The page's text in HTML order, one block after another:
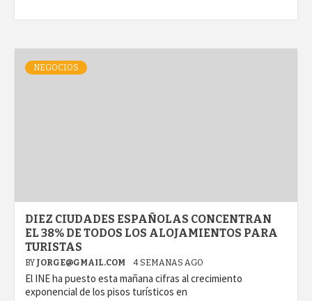
NEGOCIOS
DIEZ CIUDADES ESPAÑOLAS CONCENTRAN
EL 38% DE TODOS LOS ALOJAMIENTOS PARA
TURISTAS
BY JORGE@GMAIL.COM 4 SEMANAS AGO
El INE ha puesto esta mañana cifras al crecimiento
exponencial de los pisos turísticos en